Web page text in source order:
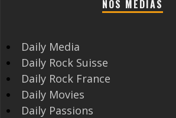
NOS MÉDIAS
Daily Media
Daily Rock Suisse
Daily Rock France
Daily Movies
Daily Passions